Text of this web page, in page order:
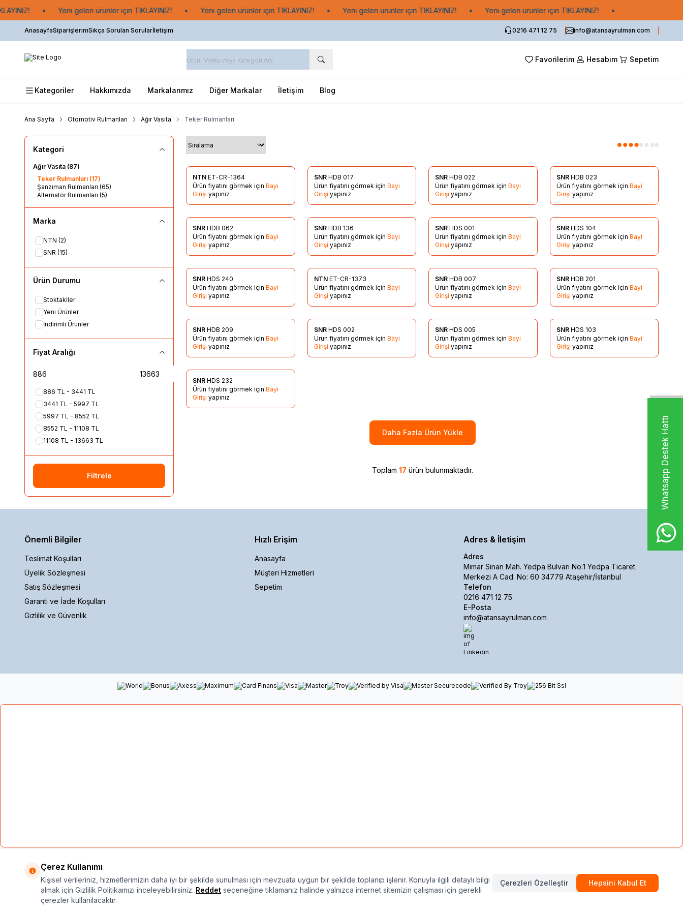
Yeni gelen ürünler için TIKLAYINIZ! Yeni gelen ürünler için TIKLAYINIZ! Yeni gelen ürünler için TIKLAYINIZ! Yeni gelen ürünler için TIKLAYINIZ!
Whatsapp Destek Hattı
AnasayfaSiparişlerimSıkça Sorulan Sorularİletişim 0216 471 12 75 info@atansayrulman.com
Favorilerim Hesabım Sepetim
Kategoriler Hakkımızda Markalarımız Diğer Markalar İletişim Blog
Ana Sayfa Otomotiv Rulmanları Ağır Vasıta Teker Rulmanları
Kategori
Ağır Vasıta (87)
Teker Rulmanları (17)
Şanzıman Rulmanları (65)
Alternatör Rulmanları (5)
Marka
NTN (2)
SNR (15)
Ürün Durumu
Stoktakiler
Yeni Ürünler
İndirimli Ürünler
Fiyat Aralığı
886 TL - 3441 TL
3441 TL - 5997 TL
5997 TL - 8552 TL
8552 TL - 11108 TL
11108 TL - 13663 TL
Filtrele
Favorilere Ekle
NTN ET-CR-1364
Ürün fiyatını görmek için Bayi
Girişi yapınız
Favorilere Ekle
SNR HDB 017
Ürün fiyatını görmek için Bayi
Girişi yapınız
Favorilere Ekle
SNR HDB 022
Ürün fiyatını görmek için Bayi
Girişi yapınız
Favorilere Ekle
SNR HDB 023
Ürün fiyatını görmek için Bayi
Girişi yapınız
Favorilere Ekle
SNR HDB 062
Ürün fiyatını görmek için Bayi
Girişi yapınız
Favorilere Ekle
SNR HDB 136
Ürün fiyatını görmek için Bayi
Girişi yapınız
Favorilere Ekle
SNR HDS 001
Ürün fiyatını görmek için Bayi
Girişi yapınız
Favorilere Ekle
SNR HDS 104
Ürün fiyatını görmek için Bayi
Girişi yapınız
Favorilere Ekle
SNR HDS 240
Ürün fiyatını görmek için Bayi
Girişi yapınız
Favorilere Ekle
NTN ET-CR-1373
Ürün fiyatını görmek için Bayi
Girişi yapınız
Favorilere Ekle
SNR HDB 007
Ürün fiyatını görmek için Bayi
Girişi yapınız
Favorilere Ekle
SNR HDB 201
Ürün fiyatını görmek için Bayi
Girişi yapınız
Favorilere Ekle
SNR HDB 209
Ürün fiyatını görmek için Bayi
Girişi yapınız
Favorilere Ekle
SNR HDS 002
Ürün fiyatını görmek için Bayi
Girişi yapınız
Favorilere Ekle
SNR HDS 005
Ürün fiyatını görmek için Bayi
Girişi yapınız
Favorilere Ekle
SNR HDS 103
Ürün fiyatını görmek için Bayi
Girişi yapınız
Favorilere Ekle
SNR HDS 232
Ürün fiyatını görmek için Bayi
Girişi yapınız
Daha Fazla Ürün Yükle
Toplam 17 ürün bulunmaktadır.
Önemli Bilgiler
Teslimat Koşulları
Üyelik Sözleşmesi
Satış Sözleşmesi
Garanti ve İade Koşulları
Gizlilik ve Güvenlik
Hızlı Erişim
Anasayfa
Müşteri Hizmetleri
Sepetim
Adres & İletişim
Adres
Mimar Sinan Mah. Yedpa Bulvarı No:1 Yedpa Ticaret
Merkezi A Cad. No: 60 34779 Ataşehir/İstanbul
Telefon
0216 471 12 75
E-Posta
info@atansayrulman.com
Atansay® tescilli bir markadır. Bu sitedeki tüm içerikler, logolar ve metinler Atansay'a aittir; izinsiz kullanılamaz, çoğaltılamaz veya dağıtılamaz!
Çerez Kullanımı
Kişisel verileriniz, hizmetlerimizin daha iyi bir şekilde sunulması için mevzuata uygun bir şekilde toplanıp işlenir. Konuyla ilgili detaylı bilgi
almak için Gizlilik Politikamızı inceleyebilirsiniz. Reddet seçeneğine tıklamanız halinde yalnızca internet sitemizin çalışması için gerekli
çerezler kullanılacaktır.
Çerezleri Özelleştir Hepsini Kabul Et